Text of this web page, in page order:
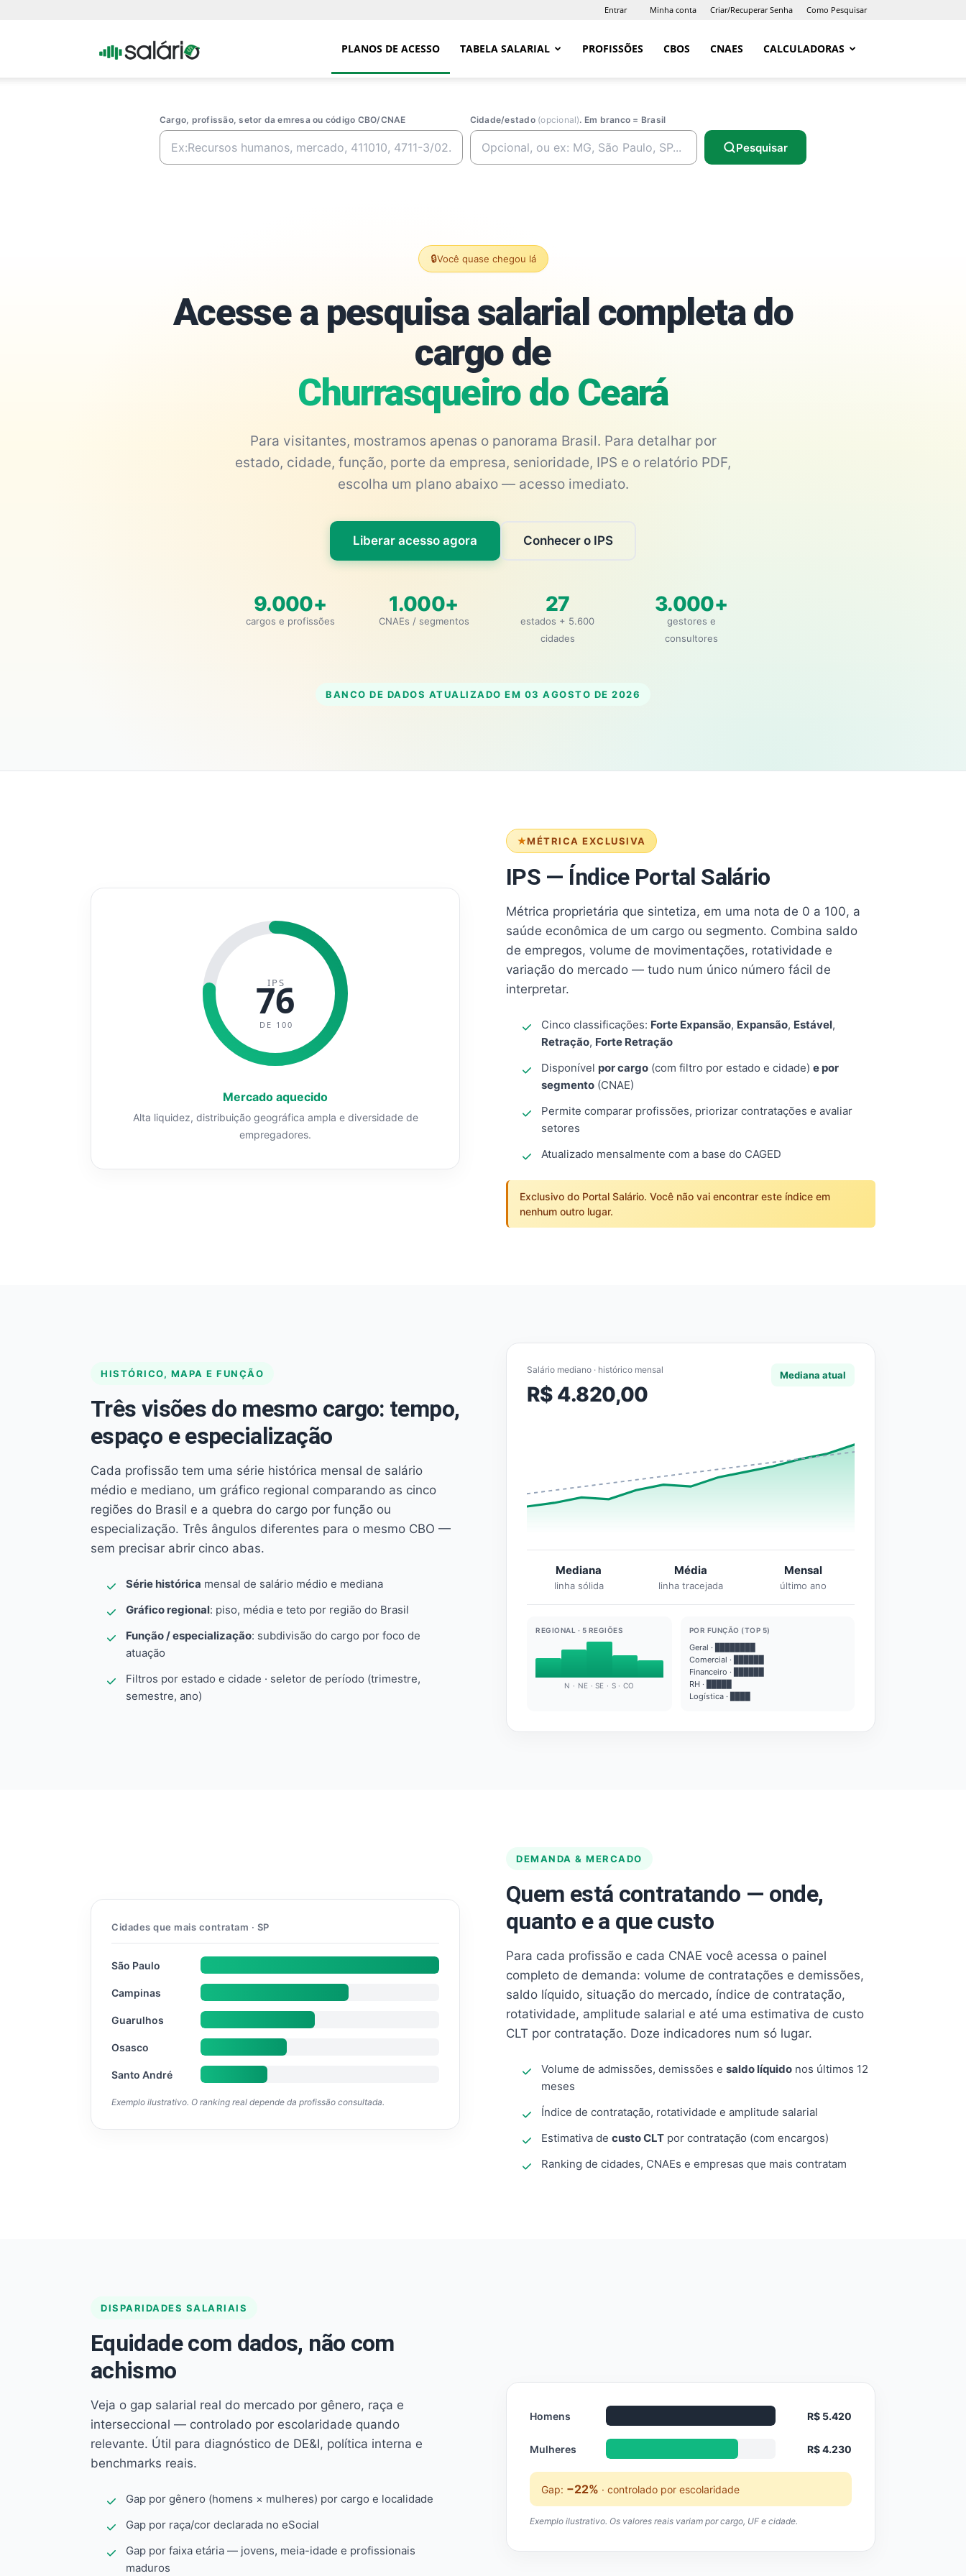
Entrar Minha conta Criar/Recuperar Senha Como Pesquisar
Portal PLANOS DE ACESSO TABELA SALARIAL PROFISSÕES CBOS CNAES CALCULADORAS
Cargo, profissão, setor da emresa ou código CBO/CNAE Cidade/estado (opcional). Em branco = Brasil
Pesquisar
🔒Você quase chegou lá
Acesse a pesquisa salarial completa do
cargo de
Churrasqueiro do Ceará
Para visitantes, mostramos apenas o panorama Brasil. Para detalhar por
estado, cidade, função, porte da empresa, senioridade, IPS e o relatório PDF,
escolha um plano abaixo — acesso imediato.
Liberar acesso agora Conhecer o IPS
9.000+
cargos e profissões
1.000+
CNAEs / segmentos
27
estados + 5.600
cidades
3.000+
gestores e
consultores
BANCO DE DADOS ATUALIZADO EM 03 AGOSTO DE 2026
MÉTRICA EXCLUSIVA
IPS — Índice Portal Salário
Métrica proprietária que sintetiza, em uma nota de 0 a 100, a
saúde econômica de um cargo ou segmento. Combina saldo
de empregos, volume de movimentações, rotatividade e
variação do mercado — tudo num único número fácil de
interpretar.
Cinco classificações: Forte Expansão, Expansão, Estável,
Retração, Forte Retração
Disponível por cargo (com filtro por estado e cidade) e por
segmento (CNAE)
Permite comparar profissões, priorizar contratações e avaliar
setores
Atualizado mensalmente com a base do CAGED
Exclusivo do Portal Salário. Você não vai encontrar este índice em
nenhum outro lugar.
IPS
76
DE 100
Mercado aquecido
Alta liquidez, distribuição geográfica ampla e diversidade de
empregadores.
HISTÓRICO, MAPA E FUNÇÃO
Três visões do mesmo cargo: tempo,
espaço e especialização
Cada profissão tem uma série histórica mensal de salário
médio e mediano, um gráfico regional comparando as cinco
regiões do Brasil e a quebra do cargo por função ou
especialização. Três ângulos diferentes para o mesmo CBO —
sem precisar abrir cinco abas.
Série histórica mensal de salário médio e mediana
Gráfico regional: piso, média e teto por região do Brasil
Função / especialização: subdivisão do cargo por foco de
atuação
Filtros por estado e cidade · seletor de período (trimestre,
semestre, ano)
Salário mediano · histórico mensal
R$ 4.820,00
Mediana atual
Mediana
linha sólida
Média
linha tracejada
Mensal
último ano
REGIONAL · 5 REGIÕES
N · NE · SE · S · CO
POR FUNÇÃO (TOP 5)
Geral · ████████
Comercial · ██████
Financeiro · ██████
RH · █████
Logística · ████
DEMANDA & MERCADO
Quem está contratando — onde,
quanto e a que custo
Para cada profissão e cada CNAE você acessa o painel
completo de demanda: volume de contratações e demissões,
saldo líquido, situação do mercado, índice de contratação,
rotatividade, amplitude salarial e até uma estimativa de custo
CLT por contratação. Doze indicadores num só lugar.
Volume de admissões, demissões e saldo líquido nos últimos 12
meses
Índice de contratação, rotatividade e amplitude salarial
Estimativa de custo CLT por contratação (com encargos)
Ranking de cidades, CNAEs e empresas que mais contratam
Cidades que mais contratam · SP
São Paulo
Campinas
Guarulhos
Osasco
Santo André
Exemplo ilustrativo. O ranking real depende da profissão consultada.
DISPARIDADES SALARIAIS
Equidade com dados, não com
achismo
Veja o gap salarial real do mercado por gênero, raça e
interseccional — controlado por escolaridade quando
relevante. Útil para diagnóstico de DE&I, política interna e
benchmarks reais.
Gap por gênero (homens × mulheres) por cargo e localidade
Gap por raça/cor declarada no eSocial
Gap por faixa etária — jovens, meia-idade e profissionais
maduros
Homens R$ 5.420
Mulheres R$ 4.230
Gap: −22% · controlado por escolaridade
Exemplo ilustrativo. Os valores reais variam por cargo, UF e cidade.